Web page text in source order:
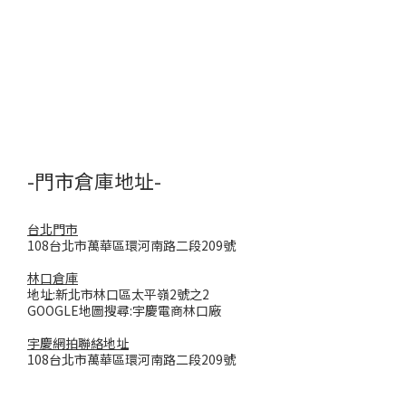
-門市倉庫地址-
台北門市
108台北市萬華區環河南路二段209號
林口倉庫
地址:新北市林口區太平嶺2號之2
GOOGLE地圖搜尋:宇慶電商林口廠
宇慶網拍聯絡地址
108台北市萬華區環河南路二段209號